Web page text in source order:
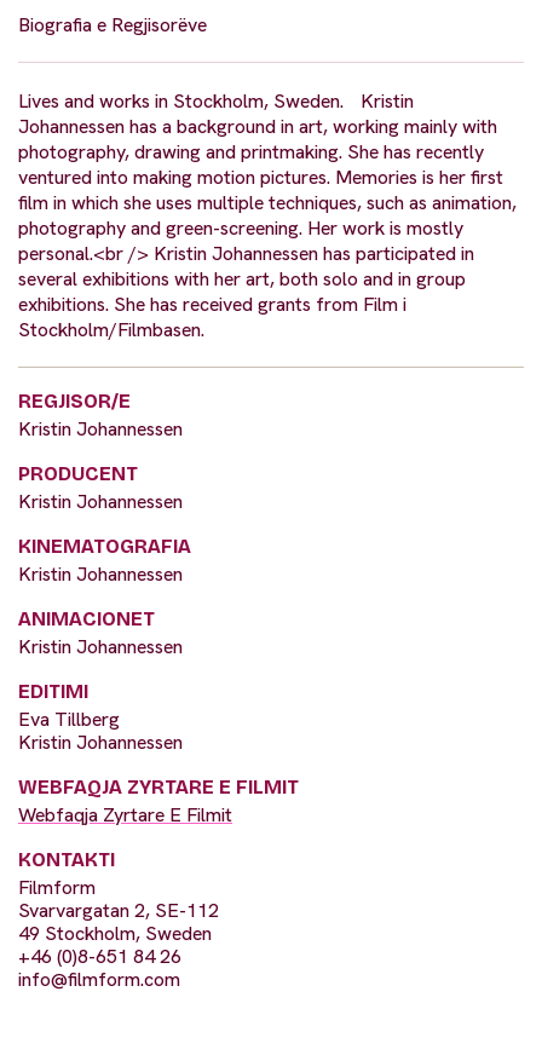
Biografia e Regjisorëve
Lives and works in Stockholm, Sweden. Kristin
Johannessen has a background in art, working mainly with
photography, drawing and printmaking. She has recently
ventured into making motion pictures. Memories is her first
film in which she uses multiple techniques, such as animation,
photography and green-screening. Her work is mostly
personal.<br /> Kristin Johannessen has participated in
several exhibitions with her art, both solo and in group
exhibitions. She has received grants from Film i
Stockholm/Filmbasen.
REGJISOR/E
Kristin Johannessen
PRODUCENT
Kristin Johannessen
KINEMATOGRAFIA
Kristin Johannessen
ANIMACIONET
Kristin Johannessen
EDITIMI
Eva Tillberg
Kristin Johannessen
WEBFAQJA ZYRTARE E FILMIT
Webfaqja Zyrtare E Filmit
KONTAKTI
Filmform
Svarvargatan 2, SE-112
49 Stockholm, Sweden
+46 (0)8-651 84 26
info@filmform.com